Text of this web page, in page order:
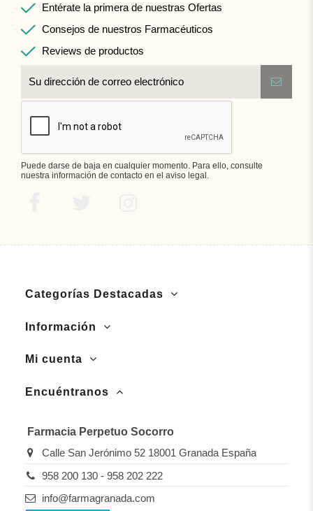
Entérate la primera de nuestras Ofertas
Consejos de nuestros Farmacéuticos
Reviews de productos
Puede darse de baja en cualquier momento. Para ello, consulte
nuestra información de contacto en el aviso legal.
Categorías Destacadas
Información
Mi cuenta
Encuéntranos
Farmacia Perpetuo Socorro
Calle San Jerónimo 52 18001 Granada España
958 200 130 - 958 202 222
info@farmagranada.com